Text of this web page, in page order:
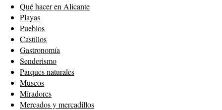
Qué hacer en Alicante
Playas
Pueblos
Castillos
Gastronomía
Senderismo
Parques naturales
Museos
Miradores
Mercados y mercadillos